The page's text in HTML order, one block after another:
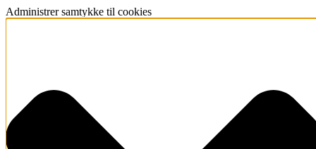
Administrer samtykke til cookies